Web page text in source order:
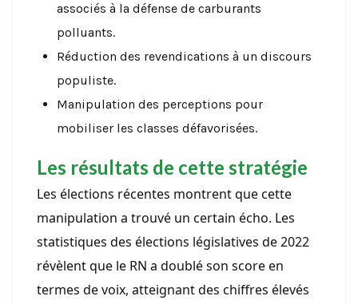
associés à la défense de carburants
polluants.
Réduction des revendications à un discours
populiste.
Manipulation des perceptions pour
mobiliser les classes défavorisées.
Les résultats de cette stratégie
Les élections récentes montrent que cette
manipulation a trouvé un certain écho. Les
statistiques des élections législatives de 2022
révèlent que le RN a doublé son score en
termes de voix, atteignant des chiffres élevés